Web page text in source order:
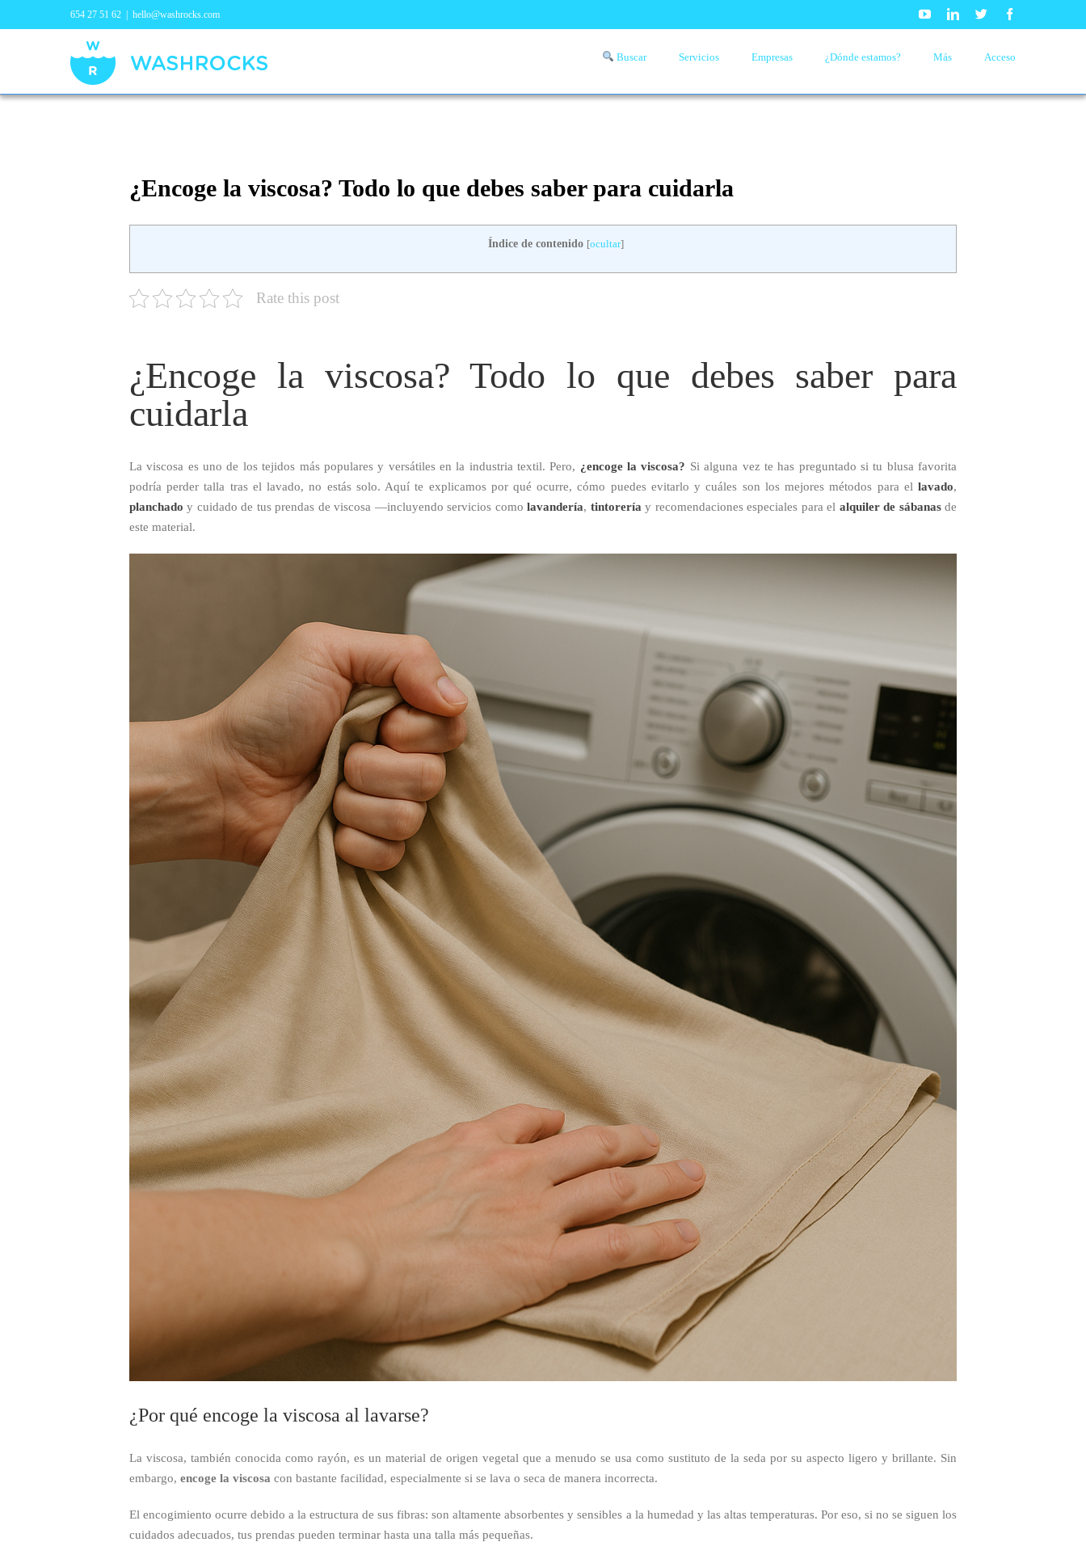
654 27 51 62 | hello@washrocks.com YoutubeLinkedinTwitter
Buscar Servicios Empresas ¿Dónde estamos? Más Acceso
¿Encoge la viscosa? Todo lo que debes saber para cuidarla
Índice de contenido [ocultar]
Rate this post
¿Encoge la viscosa? Todo lo que debes saber para
cuidarla
La viscosa es uno de los tejidos más populares y versátiles en la industria textil. Pero, ¿encoge la viscosa? Si alguna vez te has preguntado si tu blusa favorita
podría perder talla tras el lavado, no estás solo. Aquí te explicamos por qué ocurre, cómo puedes evitarlo y cuáles son los mejores métodos para el lavado,
planchado y cuidado de tus prendas de viscosa —incluyendo servicios comolavandería, tintoreríay recomendaciones especiales para el alquiler de sábanasde
este material.
¿Por qué encoge la viscosa al lavarse?
La viscosa, también conocida como rayón, es un material de origen vegetal que a menudo se usa como sustituto de la seda por su aspecto ligero y brillante. Sin
embargo, encoge la viscosa con bastante facilidad, especialmente si se lava o seca de manera incorrecta.
El encogimiento ocurre debido a la estructura de sus fibras: son altamente absorbentes y sensibles a la humedad y las altas temperaturas. Por eso, si no se siguen los
cuidados adecuados, tus prendas pueden terminar hasta una talla más pequeñas.